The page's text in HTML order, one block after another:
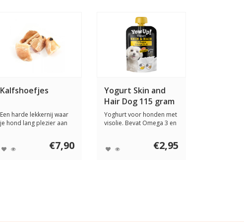
Kalfshoefjes
Een harde lekkernij waar
je hond lang plezier aan
€7,90
Yogurt Skin and
Hair Dog 115 gram
Yoghurt voor honden met
visolie. Bevat Omega 3 en
€2,95